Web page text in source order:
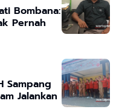
Bombana:
Pernah
Sampang
Jalankan